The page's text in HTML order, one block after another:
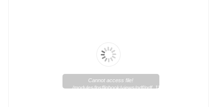
Cannot access file!
/modules/lpsflipbook/views/pdf/pdf_117_1.pdf